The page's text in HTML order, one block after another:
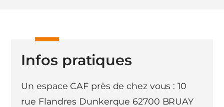
Infos pratiques
Un espace CAF près de chez vous : 10
rue Flandres Dunkerque 62700 BRUAY